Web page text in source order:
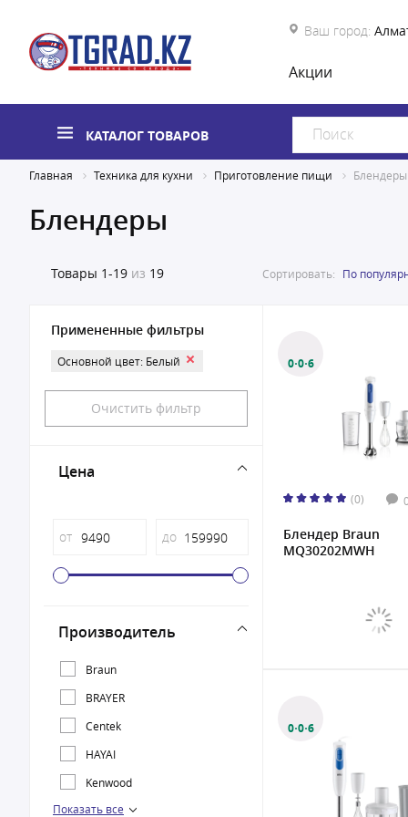
Ваш город:
Акции
КАТАЛОГ ТОВАРОВ
Главная Техника для кухни Приготовление пищи Блендеры
Блендеры
Товары 1-19 из 19 Сортировать: По
Примененные фильтры
Основной цвет: Белый
Очистить фильтр
Цена
от до
Производитель
Braun
BRAYER
Centek
HAYAI
Kenwood
NUTRIBULLET
Показать все
0·0·6
(0) 0
Блендер Braun
MQ30202MWH
0·0·6